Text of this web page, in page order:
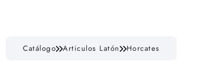
Catálogo Articulos Latón Horcates